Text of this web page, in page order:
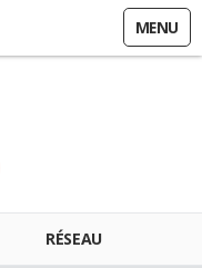
MENU
RÉSEAU